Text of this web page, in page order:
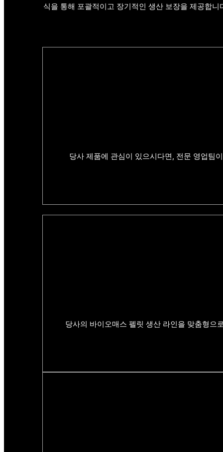
식을 통해 포괄적이고 장기적인 생산 보장을 제공합
당사 제품에 관심이 있으시다면, 전문 영업팀
당사의 바이오매스 펠릿 생산 라인을 맞춤형으